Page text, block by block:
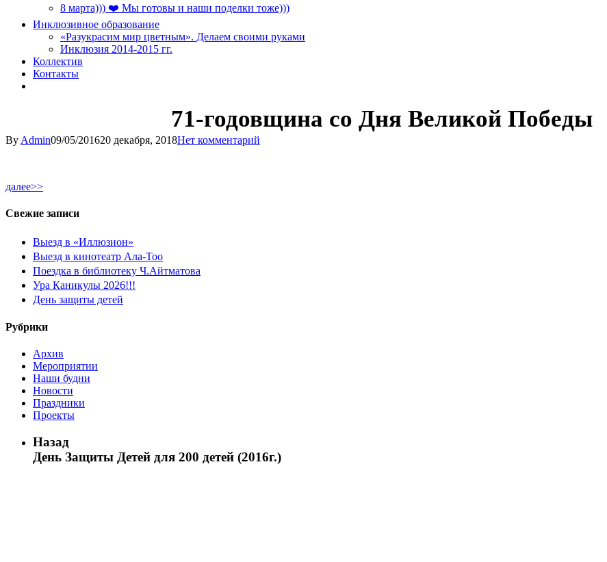
8 марта))) ❤️ Мы готовы и наши поделки тоже)))
Инклюзивное образование
«Разукрасим мир цветным». Делаем своими руками
Инклюзия 2014-2015 гг.
Коллектив
Контакты
71-годовщина со Дня Великой Победы
By Admin09/05/201620 декабря, 2018Нет комментарий
далее>>
Свежие записи
Выезд в «Иллюзион»
Выезд в кинотеатр Ала-Тоо
Поездка в библиотеку Ч.Айтматова
Ура Каникулы 2026!!!
День защиты детей
Рубрики
Архив
Мероприятии
Наши будни
Новости
Праздники
Проекты
Назад
День Защиты Детей для 200 детей (2016г.)